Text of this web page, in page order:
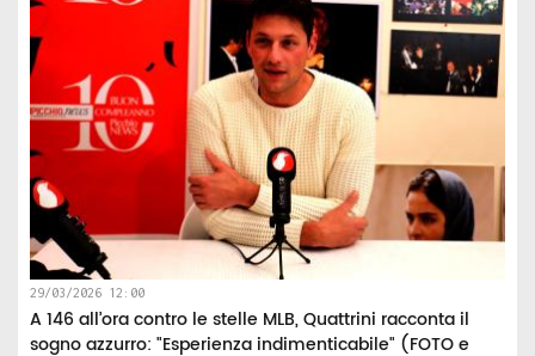
29/03/2026 12:00
A 146 all’ora contro le stelle MLB, Quattrini racconta il
sogno azzurro: "Esperienza indimenticabile" (FOTO e